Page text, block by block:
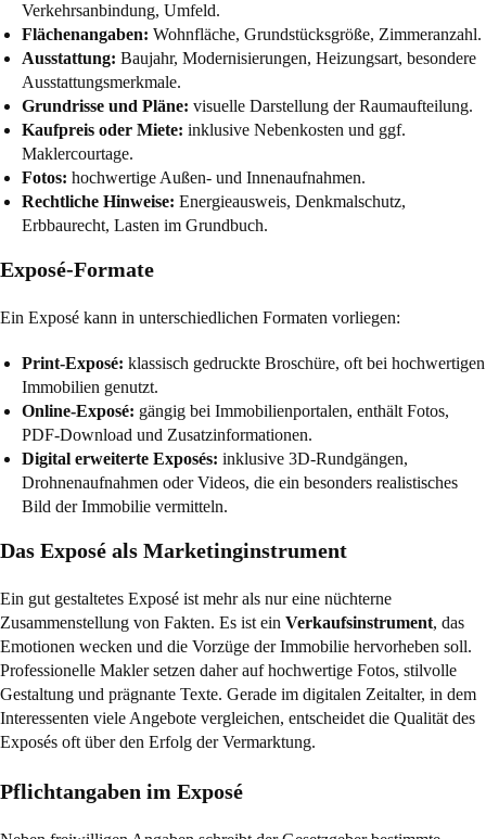
Verkehrsanbindung, Umfeld.
Flächenangaben: Wohnfläche, Grundstücksgröße, Zimmeranzahl.
Ausstattung: Baujahr, Modernisierungen, Heizungsart, besondere
Ausstattungsmerkmale.
Grundrisse und Pläne: visuelle Darstellung der Raumaufteilung.
Kaufpreis oder Miete: inklusive Nebenkosten und ggf.
Maklercourtage.
Fotos: hochwertige Außen- und Innenaufnahmen.
Rechtliche Hinweise: Energieausweis, Denkmalschutz,
Erbbaurecht, Lasten im Grundbuch.
Exposé-Formate
Ein Exposé kann in unterschiedlichen Formaten vorliegen:
Print-Exposé: klassisch gedruckte Broschüre, oft bei hochwertigen
Immobilien genutzt.
Online-Exposé: gängig bei Immobilienportalen, enthält Fotos,
PDF-Download und Zusatzinformationen.
Digital erweiterte Exposés: inklusive 3D-Rundgängen,
Drohnenaufnahmen oder Videos, die ein besonders realistisches
Bild der Immobilie vermitteln.
Das Exposé als Marketinginstrument
Ein gut gestaltetes Exposé ist mehr als nur eine nüchterne
Zusammenstellung von Fakten. Es ist ein Verkaufsinstrument, das
Emotionen wecken und die Vorzüge der Immobilie hervorheben soll.
Professionelle Makler setzen daher auf hochwertige Fotos, stilvolle
Gestaltung und prägnante Texte. Gerade im digitalen Zeitalter, in dem
Interessenten viele Angebote vergleichen, entscheidet die Qualität des
Exposés oft über den Erfolg der Vermarktung.
Pflichtangaben im Exposé